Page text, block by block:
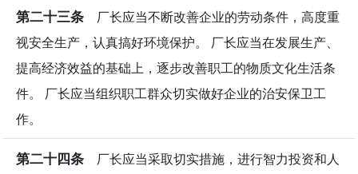
第二十三条 厂长应当不断改善企业的劳动条件，高度重
视安全生产，认真搞好环境保护。 厂长应当在发展生产、
提高经济效益的基础上，逐步改善职工的物质文化生活条
件。 厂长应当组织职工群众切实做好企业的治安保卫工
作。
第二十四条 厂长应当采取切实措施，进行智力投资和人